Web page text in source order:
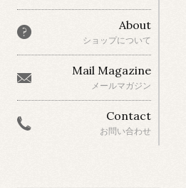
About
ショップについて
Mail Magazine
メールマガジン
Contact
お問い合わせ